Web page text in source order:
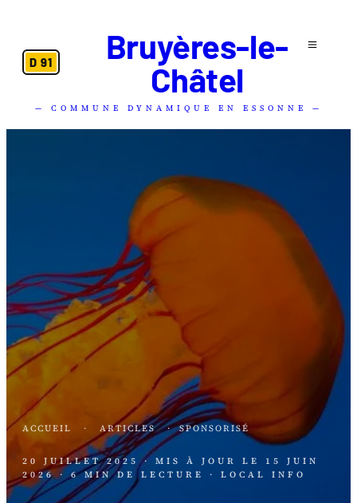
D 91
Bruyères-le-
Châtel
— COMMUNE DYNAMIQUE EN ESSONNE —
ACCUEIL · ARTICLES · SPONSORISÉ
20 JUILLET 2025 · MIS À JOUR LE 15 JUIN
2026 · 6 MIN DE LECTURE · LOCAL INFO